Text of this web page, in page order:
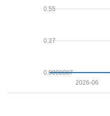
0.0000007
0.27
0.55
2026-06